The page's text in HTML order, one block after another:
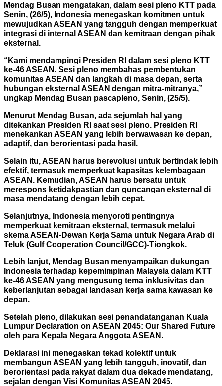
Mendag Busan mengatakan, dalam sesi pleno KTT pada
Senin, (26/5), Indonesia menegaskan komitmen untuk
mewujudkan ASEAN yang tangguh dengan memperkuat
integrasi di internal ASEAN dan kemitraan dengan pihak
eksternal.
“Kami mendampingi Presiden RI dalam sesi pleno KTT
ke-46 ASEAN. Sesi pleno membahas pembentukan
komunitas ASEAN dan langkah di masa depan, serta
hubungan eksternal ASEAN dengan mitra-mitranya,”
ungkap Mendag Busan pascapleno, Senin, (25/5).
Menurut Mendag Busan, ada sejumlah hal yang
ditekankan Presiden RI saat sesi pleno. Presiden RI
menekankan ASEAN yang lebih berwawasan ke depan,
adaptif, dan berorientasi pada hasil.
Selain itu, ASEAN harus berevolusi untuk bertindak lebih
efektif, termasuk memperkuat kapasitas kelembagaan
ASEAN. Kemudian, ASEAN harus bersatu untuk
merespons ketidakpastian dan guncangan eksternal di
masa mendatang dengan lebih cepat.
Selanjutnya, Indonesia menyoroti pentingnya
memperkuat kemitraan eksternal, termasuk melalui
skema ASEAN-Dewan Kerja Sama untuk Negara Arab di
Teluk (Gulf Cooperation Council/GCC)-Tiongkok.
Lebih lanjut, Mendag Busan menyampaikan dukungan
Indonesia terhadap kepemimpinan Malaysia dalam KTT
ke-46 ASEAN yang mengusung tema inklusivitas dan
keberlanjutan sebagai landasan kerja sama kawasan ke
depan.
Setelah pleno, dilakukan sesi penandatanganan Kuala
Lumpur Declaration on ASEAN 2045: Our Shared Future
oleh para Kepala Negara Anggota ASEAN.
Deklarasi ini menegaskan tekad kolektif untuk
membangun ASEAN yang lebih tangguh, inovatif, dan
berorientasi pada rakyat dalam dua dekade mendatang,
sejalan dengan Visi Komunitas ASEAN 2045.